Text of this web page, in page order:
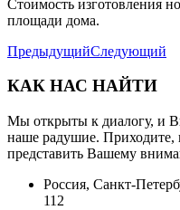
Стоимость изготовления
площади дома.
ПредыдущийСледующий
КАК НАС НАЙТИ
Мы открыты к диалогу, и
наше радушие. Приходите,
представить Вашему
Россия, Санкт-
112